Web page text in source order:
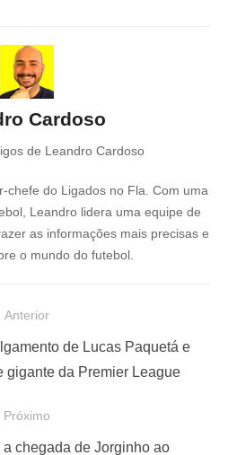
Cardoso
de Leandro Cardoso
chefe do Ligados no Fla. Com uma
Leandro lidera uma equipe de
as informações mais precisas e
o mundo do futebol.
Anterior
de Lucas Paquetá e
gigante da Premier League
Próximo
chegada de Jorginho ao